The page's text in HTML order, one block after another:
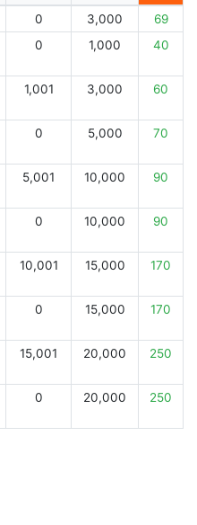
0 3,000
69
0 1,000 40
1,001 3,000 60
0 5,000 70
5,001 10,000 90
0 10,000 90
10,001 15,000 170
0 15,000 170
15,001 20,000 250
0 20,000 250